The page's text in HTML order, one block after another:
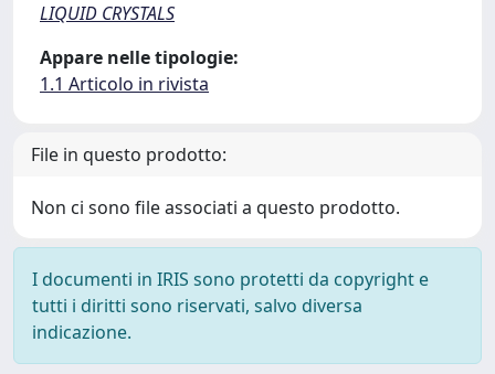
LIQUID CRYSTALS
Appare nelle tipologie:
1.1 Articolo in rivista
File in questo prodotto:
Non ci sono file associati a questo prodotto.
I documenti in IRIS sono protetti da copyright e
tutti i diritti sono riservati, salvo diversa
indicazione.